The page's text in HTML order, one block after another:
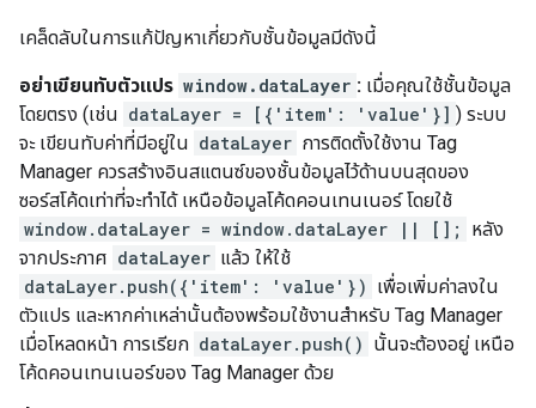
เคล็ดลับในการแก้ปัญหาเกี่ยวกับชั้นข้อมูลมีดังนี้
อย่าเขียนทับตัวแปร window.dataLayer : เมื่อคุณใช้ชั้นข้อมูล
โดยตรง (เช่น dataLayer = [{'item': 'value'}] ) ระบบ
จะ เขียนทับค่าที่มีอยู่ใน dataLayer การติดตั้งใช้งาน Tag
Manager ควรสร้างอินสแตนซ์ของชั้นข้อมูลไว้ด้านบนสุดของ
ซอร์สโค้ดเท่าที่จะทำได้ เหนือข้อมูลโค้ดคอนเทนเนอร์ โดยใช้
window.dataLayer = window.dataLayer || [];
หลัง
จากประกาศ dataLayer แล้ว ให้ใช้
dataLayer.push({'item': 'value'}) เพื่อเพิ่มค่าลงใน
ตัวแปร และหากค่าเหล่านั้นต้องพร้อมใช้งานสำหรับ Tag Manager
เมื่อโหลดหน้า การเรียก dataLayer.push() นั้นจะต้องอยู่ เหนือ
โค้ดคอนเทนเนอร์ของ Tag Manager ด้วย